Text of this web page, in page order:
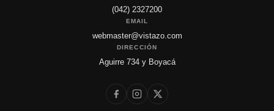
(042) 2327200
EMAIL
webmaster@vistazo.com
DIRECCIÓN
Aguirre 734 y Boyacá